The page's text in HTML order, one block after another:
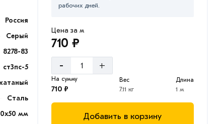
Россия
Серый
8278-83
ст3пс-5
Сталь
мм
рабочих дней.
Цена за м
710 ₽
- +
На сумму
710 ₽
Вес
7.11 кг
Длина
1 м
Добавить в корзину